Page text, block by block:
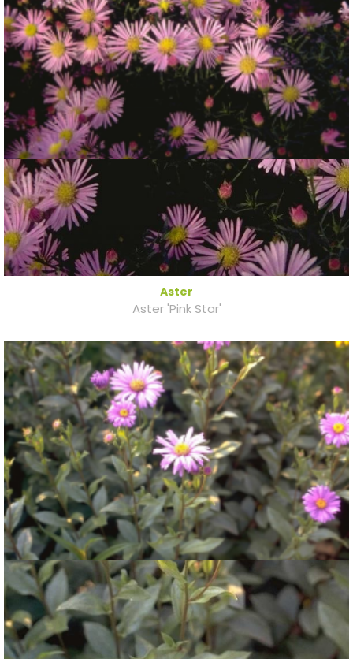
Aster
Aster 'Pink Star'